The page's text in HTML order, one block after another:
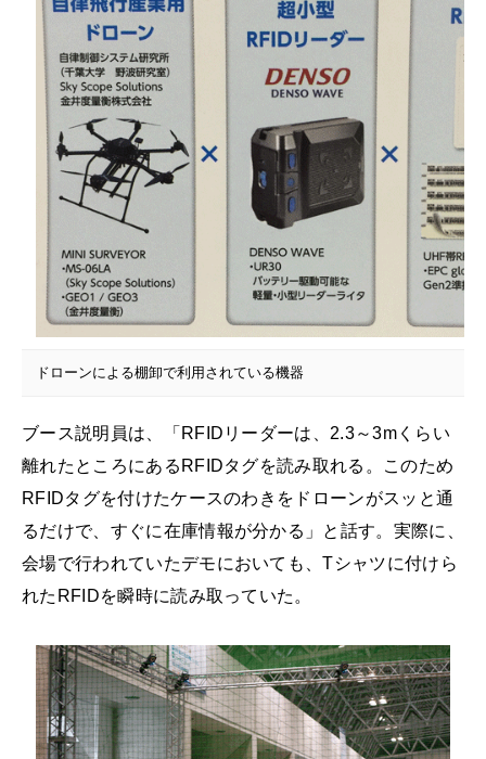
ドローンによる棚卸で利用されている機器
ブース説明員は、「RFIDリーダーは、2.3～3mくらい
離れたところにあるRFIDタグを読み取れる。このため
RFIDタグを付けたケースのわきをドローンがスッと通
るだけで、すぐに在庫情報が分かる」と話す。実際に、
会場で行われていたデモにおいても、Tシャツに付けら
れたRFIDを瞬時に読み取っていた。